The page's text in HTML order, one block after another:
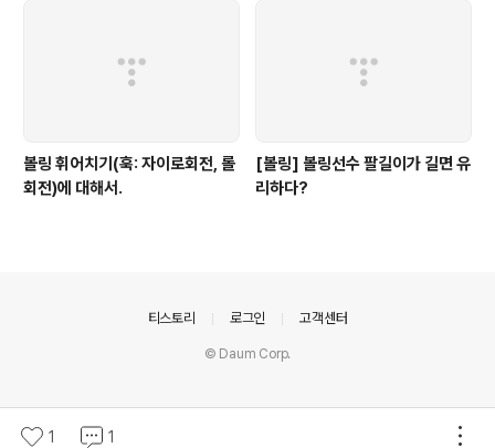
볼링 휘어치기(훅: 자이로회전, 롤
회전)에 대해서.
[볼링] 볼링선수 팔길이가 길면 유
리하다?
1 1
티스토리 로그인 고객센터
© Daum Corp.